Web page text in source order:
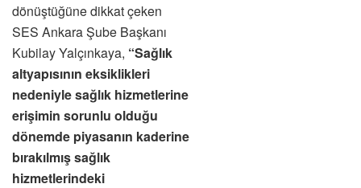
dönüştüğüne dikkat çeken
SES Ankara Şube Başkanı
Kubilay Yalçınkaya, “Sağlık
altyapısının eksiklikleri
nedeniyle sağlık hizmetlerine
erişimin sorunlu olduğu
dönemde piyasanın kaderine
bırakılmış sağlık
hizmetlerindeki